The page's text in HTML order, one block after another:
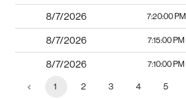
8/7/2026 7:20:00 PM
8/7/2026 7:15:00 PM
8/7/2026 7:10:00 PM
1 2 3 4 5